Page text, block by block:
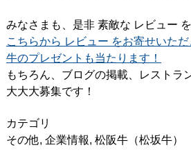
みなさまも、是非 素敵な レビュー
こちらから レビュー をお寄せいた
牛のプレゼントも当たります！
もちろん、ブログの掲載、レストラ
大大大募集です！
カテゴリ
その他, 企業情報, 松阪牛（松坂牛）